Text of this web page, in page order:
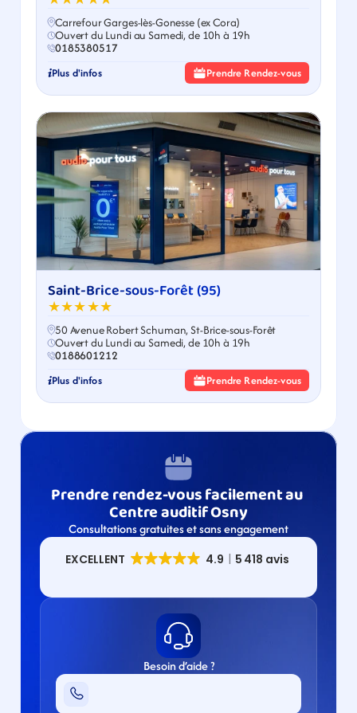
Carrefour Garges-lès-Gonesse (ex Cora)
Ouvert du Lundi au Samedi, de 10h à 19h
0185380517
Plus d'infos Prendre Rendez-vous
Saint-Brice-sous-Forêt (95)
★★★★★
50 Avenue Robert Schuman, St-Brice-sous-Forêt
Ouvert du Lundi au Samedi, de 10h à 19h
0188601212
Plus d'infos Prendre Rendez-vous
Prendre rendez-vous facilement au
Centre auditif Osny
Consultations gratuites et sans engagement
Besoin d’aide ?